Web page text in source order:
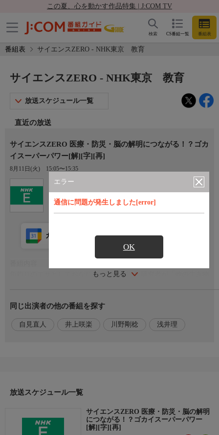
この夏、心を動かす作品特集 | J:COM TV
CS番組一覧 番組表
検索
番組表 サイエンスZERO - NHK東京 教育
エラー
通信に問題が発生しました[error]
OK
サイエンスZERO - NHK東京 教育
放送スケジュール一覧
直近の放送
サイエンスZERO 医療・防災・脳の解明につながる！？ゴカ
イスーパーパワー[解][字][再]
8月11日(火) 15:05〜15:35
Ch.2
NHK東京 教育
もっと見る
カレンダー登録 アプリ視聴
魚釣りのエサとしておなじみの“ゴカイ”！ 研究者が「他の生き物
着！しなやかな毛を作る能力は、人体治療の医療器具の開発に。
繊細な光に反応するタンパク質は、脳のメカニズム解明のツール
に。さらに、ゴカイの巣から地震予測を行おうという研究まで！
同じ出演者の他の番組を探す
自見直人 井上咲楽 川野剛稔 浅井理
放送スケジュール一覧
サイエンスZERO 医療・防災・脳の解明
につながる！？ゴカイスーパーパワー
[解][字][再]